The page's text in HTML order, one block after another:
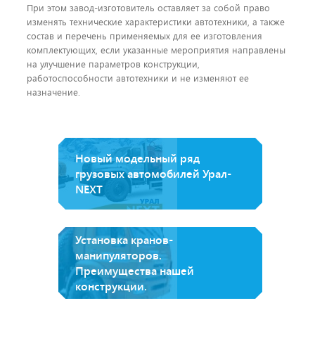
При этом завод-изготовитель оставляет за собой право
изменять технические характеристики автотехники, а также
состав и перечень применяемых для ее изготовления
комплектующих, если указанные мероприятия направлены
на улучшение параметров конструкции,
работоспособности автотехники и не изменяют ее
назначение.
Новый модельный ряд
грузовых автомобилей Урал-
NEXT
Установка кранов-
манипуляторов.
Преимущества нашей
конструкции.